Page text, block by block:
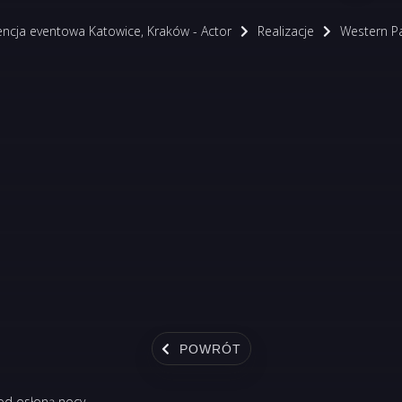
eventowa Katowice, Kraków - Actor Realizacje Western
POWRÓT